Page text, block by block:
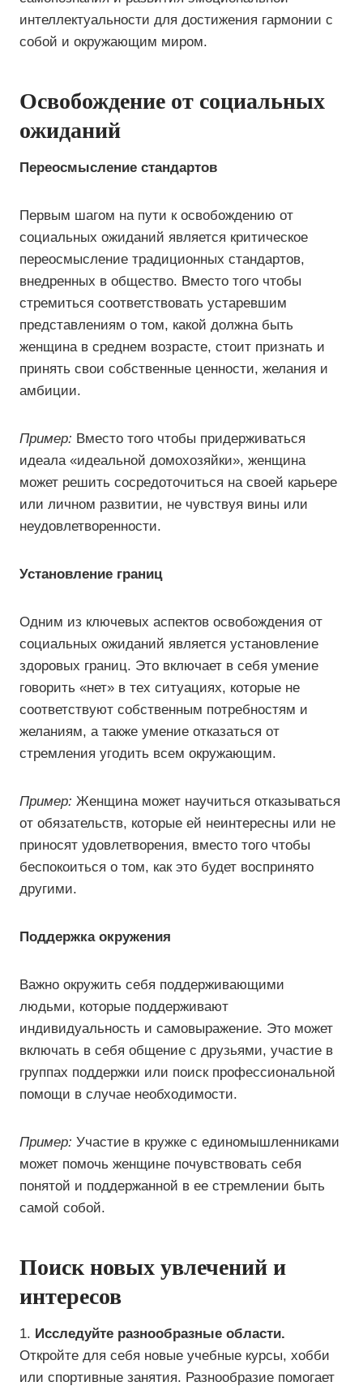
интеллектуальности для достижения гармонии с
собой и окружающим миром.
Освобождение от социальных
ожиданий
Переосмысление стандартов
Первым шагом на пути к освобождению от
социальных ожиданий является критическое
переосмысление традиционных стандартов,
внедренных в общество. Вместо того чтобы
стремиться соответствовать устаревшим
представлениям о том, какой должна быть
женщина в среднем возрасте, стоит признать и
принять свои собственные ценности, желания и
амбиции.
Пример: Вместо того чтобы придерживаться
идеала «идеальной домохозяйки», женщина
может решить сосредоточиться на своей карьере
или личном развитии, не чувствуя вины или
неудовлетворенности.
Установление границ
Одним из ключевых аспектов освобождения от
социальных ожиданий является установление
здоровых границ. Это включает в себя умение
говорить «нет» в тех ситуациях, которые не
соответствуют собственным потребностям и
желаниям, а также умение отказаться от
стремления угодить всем окружающим.
Пример: Женщина может научиться отказываться
от обязательств, которые ей неинтересны или не
приносят удовлетворения, вместо того чтобы
беспокоиться о том, как это будет воспринято
другими.
Поддержка окружения
Важно окружить себя поддерживающими
людьми, которые поддерживают
индивидуальность и самовыражение. Это может
включать в себя общение с друзьями, участие в
группах поддержки или поиск профессиональной
помощи в случае необходимости.
Пример: Участие в кружке с единомышленниками
может помочь женщине почувствовать себя
понятой и поддержанной в ее стремлении быть
самой собой.
Поиск новых увлечений и
интересов
1. Исследуйте разнообразные области.
Откройте для себя новые учебные курсы, хобби
или спортивные занятия. Разнообразие помогает